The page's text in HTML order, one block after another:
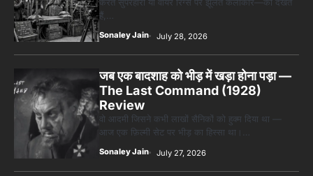
हैं,…
Sonaley Jain July 28, 2026
जब एक बादशाह को भीड़ में खड़ा होना पड़ा —
The Last Command (1928)
Review
वो आदमी जिसने कभी लाखों सैनिकों को हुक्म दिया था —
आज एक फ़िल्मी सेट पर भीड़ का हिस्सा था।…
Sonaley Jain July 27, 2026